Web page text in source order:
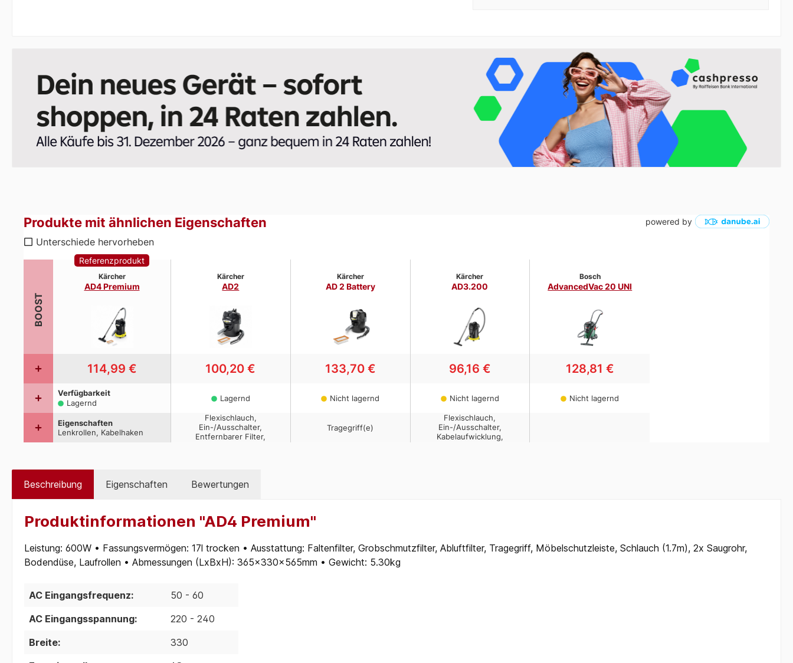
Beschreibung Eigenschaften Bewertungen
Produktinformationen "AD4 Premium"
Leistung: 600W • Fassungsvermögen: 17l trocken • Ausstattung: Faltenfilter, Grobschmutzfilter, Abluftfilter, Tragegriff, Möbelschutzleiste, Schlauch (1.7m), 2x Saugrohr,
Bodendüse, Laufrollen • Abmessungen (LxBxH): 365x330x565mm • Gewicht: 5.30kg
AC Eingangsfrequenz:
50 - 60
AC Eingangsspannung:
220 - 240
Breite:
330